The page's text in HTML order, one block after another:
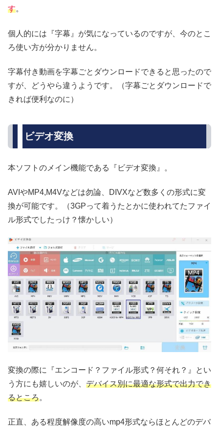
す。
個人的には『字幕』が気になっているのですが、今のとこ
ろ使い方が分かりません。
字幕付き動画を字幕ごとダウンロードできると思ったので
すが、どうやら違うようです。（字幕ごとダウンロードで
きれば便利なのに）
ビデオ変換
本ソフトのメイン機能である『ビデオ変換』。
AVIやMP4,M4Vなどは勿論、DIVXなど数多くの形式に変
換が可能です。（3GPって着うたとかに使われてたファイ
ル形式でしたっけ？懐かしい）
変換の際に『エンコード？ファイル形式？何それ？』とい
う方にも嬉しいのが、 デバイス別に最適な形式で出力でき
るところ。
正直、ある程度解像度の高いmp4形式ならほとんどのデバ